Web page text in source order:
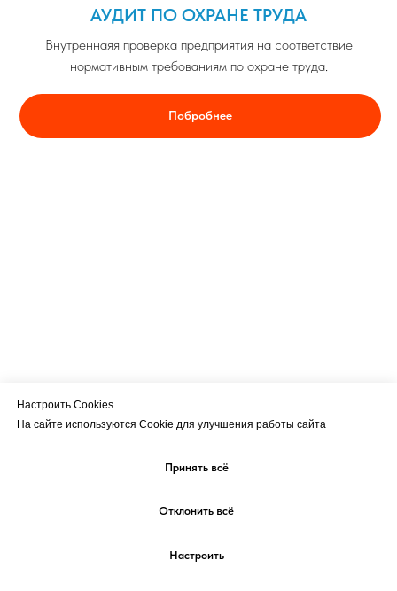
АУДИТ ПО ОХРАНЕ ТРУДА
Внутреннаяя проверка предприятия на соответствие
нормативным требованиям по охране труда.
Побробнее
Настроить Сookies
На сайте используются Cookie для улучшения работы сайта
Принять всё
Отклонить всё
Настроить